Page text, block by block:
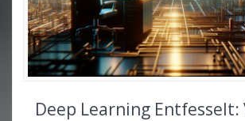
Deep Learning Entfesselt: